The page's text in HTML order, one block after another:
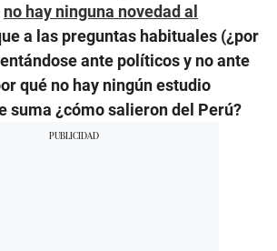
no hay ninguna novedad al
a las preguntas habituales (¿por
ante políticos y no ante
qué no hay ningún estudio
suma ¿cómo salieron del Perú?